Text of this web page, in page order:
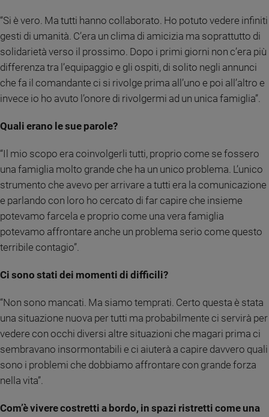
Coppia
Scuola
e
Riflessioni
Podcast
Privacy
Policy
Chi
siamo
“Si è vero. Ma tutti hanno collaborato. Ho potuto vedere infiniti
gesti di umanità. C’era un clima di amicizia ma soprattutto di
solidarietà verso il prossimo. Dopo i primi giorni non c’era più
differenza tra l’equipaggio e gli ospiti, di solito negli annunci
che fa il comandante ci si rivolge prima all’uno e poi all’altro e
invece io ho avuto l’onore di rivolgermi ad un unica famiglia”.
Quali erano le sue parole?
“Il mio scopo era coinvolgerli tutti, proprio come se fossero
una famiglia molto grande che ha un unico problema. L’unico
strumento che avevo per arrivare a tutti era la comunicazione
e parlando con loro ho cercato di far capire che insieme
potevamo farcela e proprio come una vera famiglia
potevamo affrontare anche un problema serio come questo
terribile contagio”.
Ci sono stati dei momenti di difficili?
“Non sono mancati. Ma siamo temprati. Certo questa è stata
una situazione nuova per tutti ma probabilmente ci servirà per
vedere con occhi diversi altre situazioni che magari prima ci
sembravano insormontabili e ci aiuterà a capire davvero quali
sono i problemi che dobbiamo affrontare con grande forza
nella vita”.
Com’è vivere costretti a bordo, in spazi ristretti come una